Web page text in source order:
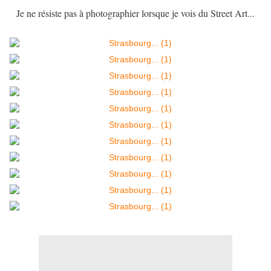
Je ne résiste pas à photographier lorsque je vois du Street Art...